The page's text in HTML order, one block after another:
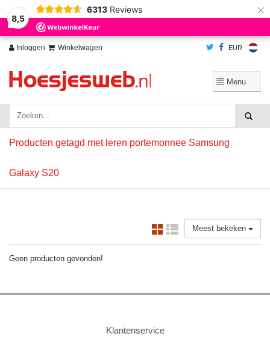
8,5
6313 Reviews ×
Inloggen Winkelwagen EUR
Producten getagd met leren portemonnee Samsung
Galaxy S20
Meest bekeken
Geen producten gevonden!
Klantenservice
Wij slaan cookies op om onze website te verbeteren. Is dat akkoord?
Ja
Nee